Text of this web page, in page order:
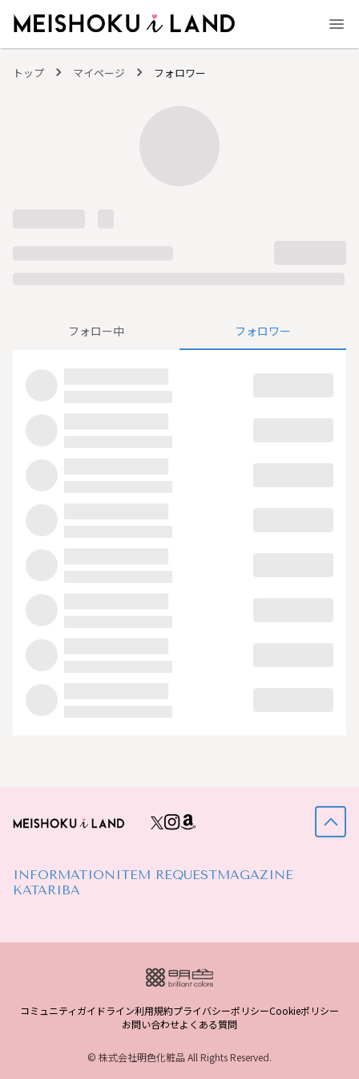
トップ マイページ フォロワー
フォロー中 フォロワー
INFORMATION ITEM REQUESTMAGAZINE
KATARIBA
コミュニティガイドライン利用規約プライバシーポリシーCookieポリシー
お問い合わせよくある質問
© 株式会社明色化粧品 All Rights Reserved.